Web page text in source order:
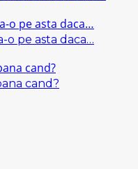
o pe asta daca…
cand?